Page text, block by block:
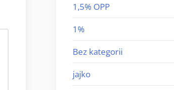
1,5% OPP
1%
Bez kategorii
jajko